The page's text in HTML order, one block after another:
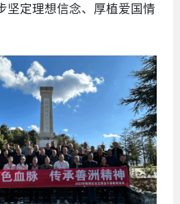
坚定理想信念、厚植爱国情